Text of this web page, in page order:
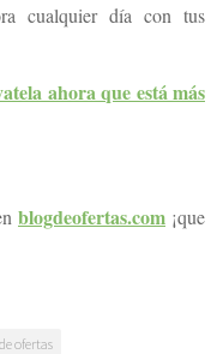
cualquier día con tus
ahora que está más
blogdeofertas.com ¡que
ofertas